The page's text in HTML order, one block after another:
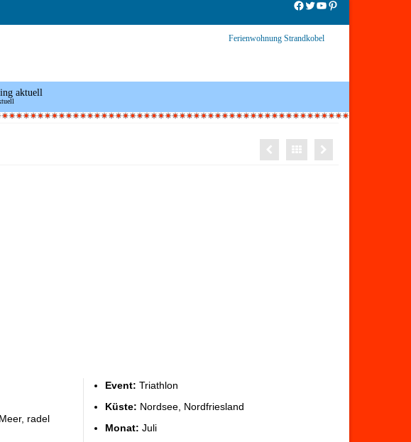
Facebook
Twitter
YouTube
Pinterest
Ferienwohnung Strandkobel
aktuell
radel
Event: Triathlon
Küste: Nordsee, Nordfriesland
Monat: Juli